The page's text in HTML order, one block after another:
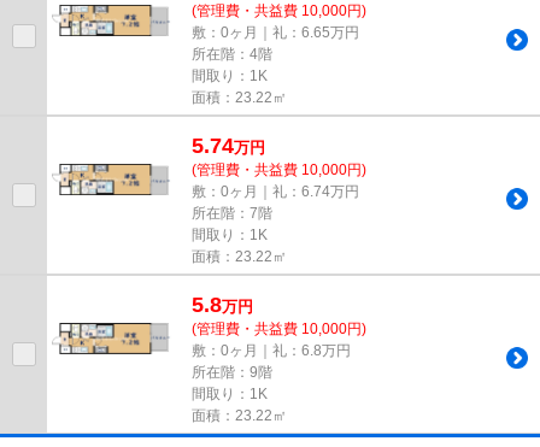
(管理費・共益費 10,000円)
敷：0ヶ月｜礼：6.65万円
所在階：4階
間取り：1K
面積：23.22㎡
5.74万円
(管理費・共益費 10,000円)
敷：0ヶ月｜礼：6.74万円
所在階：7階
間取り：1K
面積：23.22㎡
5.8万円
(管理費・共益費 10,000円)
敷：0ヶ月｜礼：6.8万円
所在階：9階
間取り：1K
面積：23.22㎡